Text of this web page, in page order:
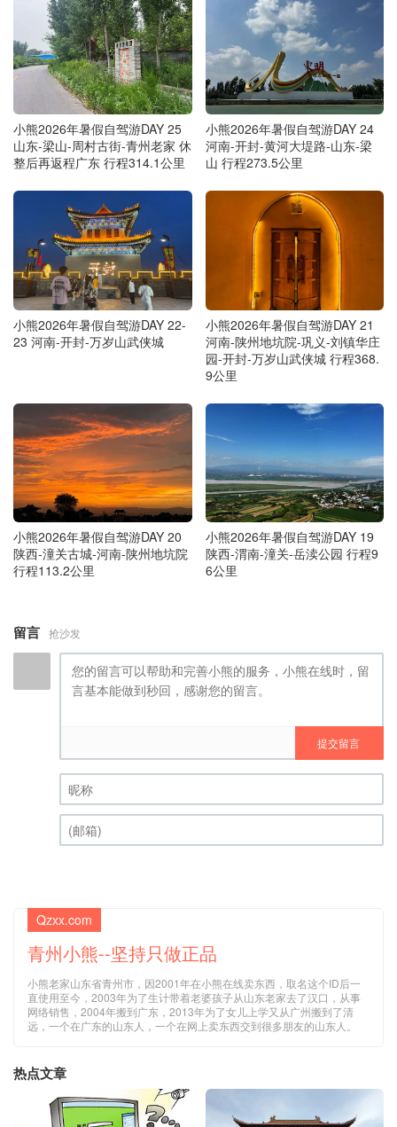
小熊2026年暑假自驾游DAY 25
山东-梁山-周村古街-青州老家 休
整后再返程广东 行程314.1公里
小熊2026年暑假自驾游DAY 24
河南-开封-黄河大堤路-山东-梁
山 行程273.5公里
小熊2026年暑假自驾游DAY 22-
23 河南-开封-万岁山武侠城
小熊2026年暑假自驾游DAY 21
河南-陕州地坑院-巩义-刘镇华庄
园-开封-万岁山武侠城 行程368.
9公里
小熊2026年暑假自驾游DAY 20
陕西-潼关古城-河南-陕州地坑院
行程113.2公里
小熊2026年暑假自驾游DAY 19
陕西-渭南-潼关-岳渎公园 行程9
6公里
留言 抢沙发
提交留言
昵称 (必填)
Qzxx.com
青州小熊--坚持只做正品
小熊老家山东省青州市，因2001年在小熊在线卖东西，取名这个ID后一
直使用至今，2003年为了生计带着老婆孩子从山东老家去了汉口，从事
网络销售，2004年搬到广东，2013年为了女儿上学又从广州搬到了清
远，一个在广东的山东人，一个在网上卖东西交到很多朋友的山东人。
热点文章